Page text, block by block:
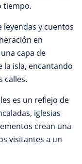
tiempo.
leyendas y cuentos
en
capa de
la isla, encantando
calles.
es un reflejo de
iglesias
crean una
visitantes a un